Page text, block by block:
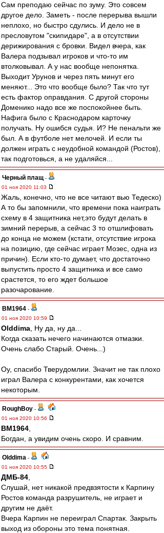
Сам преподаю сейчас по зуму. Это совсем
другое дело. Заметь - после перерыва вышли
неплохо, но быстро сдулись. И дело не в
пресловутом "скипидаре", а в отсутствии
дерижирования с бровки. Видел вчера, как
Валера подзывал игроков и что-то им
втолковывал. А у нас вообще непонятка.
Выходит Урунов и через пять минут его
меняют... Это что вообще было? Так что тут
есть фактор оправдания. С другой стороны
Доменико надо все же поспокойнее быть.
Нафига было с Краснодаром карточку
получать. Ну ошибся судья. И? Не пенальти же
был. А в футболе нет мелочей. И если ты
должен играть с неудобной командой (Ростов),
так подготовься, а не удаляйся...
Черный плащ -
01 ноя 2020 11:03
Жаль, конечно, что не все читают вью Тедеско)
А то бы запомнили, что времени пока наиграть
схему в 4 защитника нет,это будут делать в
зимний перерыв, а сейчас 3 то отшлифовать
до конца не можем (кстати, отсутствие игрока
на позицию, где сейчас играет Мозес, одна из
причин). Если кто-то думает, что достаточно
выпустить просто 4 защитника и все само
срастется, то его ждет большое
разочарование.
BM1964 -
01 ноя 2020 10:59
Olddima , Ну да, ну да...
Когда сказать нечего начинаются отмазки.
Очень слабо Старый. Очень...)
Оу, спасибо Тверудомлии. Значит не так плохо
играл Валера с конкурентами, как хочется
некоторым.
RoughBoy -
01 ноя 2020 10:56
BM1964
Богдан, а увидим очень скоро. И сравним.
Olddima -
01 ноя 2020 10:55
ДМБ-84
Слушай, нет никакой предвзятости к Карпину
Ростов команда разрушитель, не играет и
другим не даёт.
Вчера Карпин не переиграл Спартак. Закрыть
выход из обороны это тема понятная.